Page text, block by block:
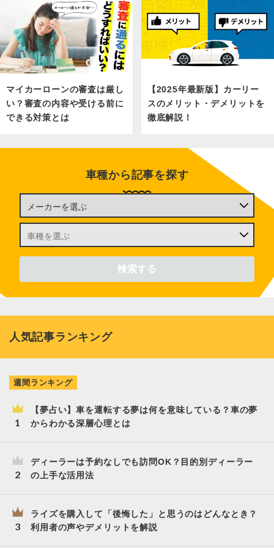
マイカーローンの審査は厳し
い？審査の内容や受ける前に
できる対策とは
【2025年最新版】カーリー
スのメリット・デメリットを
徹底解説！
車種から記事を探す
人気記事ランキング
週間ランキング
【夢占い】車を運転する夢は何を意味している？車の夢
からわかる深層心理とは
ディーラーは予約なしでも訪問OK？目的別ディーラー
の上手な活用法
ライズを購入して「後悔した」と思うのはどんなとき？
利用者の声やデメリットを解説